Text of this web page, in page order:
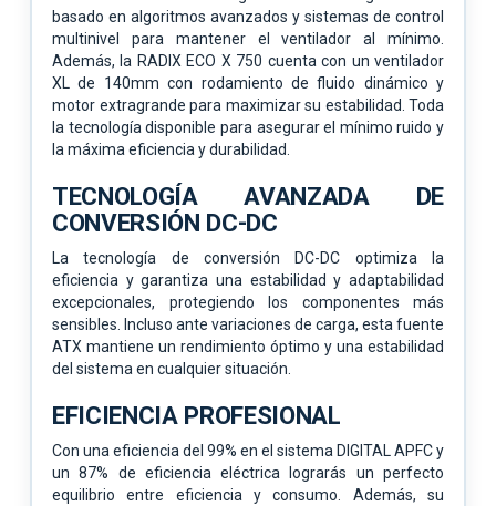
basado en algoritmos avanzados y sistemas de control
multinivel para mantener el ventilador al mínimo.
Además, la RADIX ECO X 750 cuenta con un ventilador
XL de 140mm con rodamiento de fluido dinámico y
motor extragrande para maximizar su estabilidad. Toda
la tecnología disponible para asegurar el mínimo ruido y
la máxima eficiencia y durabilidad.
TECNOLOGÍA AVANZADA DE
CONVERSIÓN DC-DC
La tecnología de conversión DC-DC optimiza la
eficiencia y garantiza una estabilidad y adaptabilidad
excepcionales, protegiendo los componentes más
sensibles. Incluso ante variaciones de carga, esta fuente
ATX mantiene un rendimiento óptimo y una estabilidad
del sistema en cualquier situación.
EFICIENCIA PROFESIONAL
Con una eficiencia del 99% en el sistema DIGITAL APFC y
un 87% de eficiencia eléctrica lograrás un perfecto
equilibrio entre eficiencia y consumo. Además, su